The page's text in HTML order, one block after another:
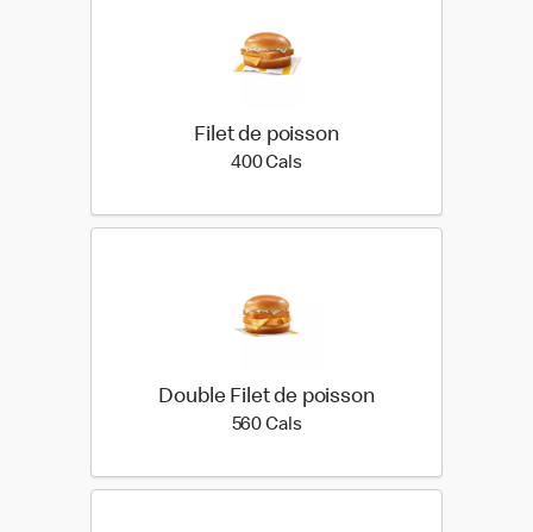
Filet de poisson
400 Cals400 calories
Double Filet de poisson
560 Cals560 calories